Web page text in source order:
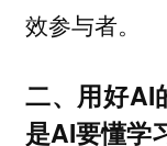
效参与者。
二、用好AI
是AI要懂学